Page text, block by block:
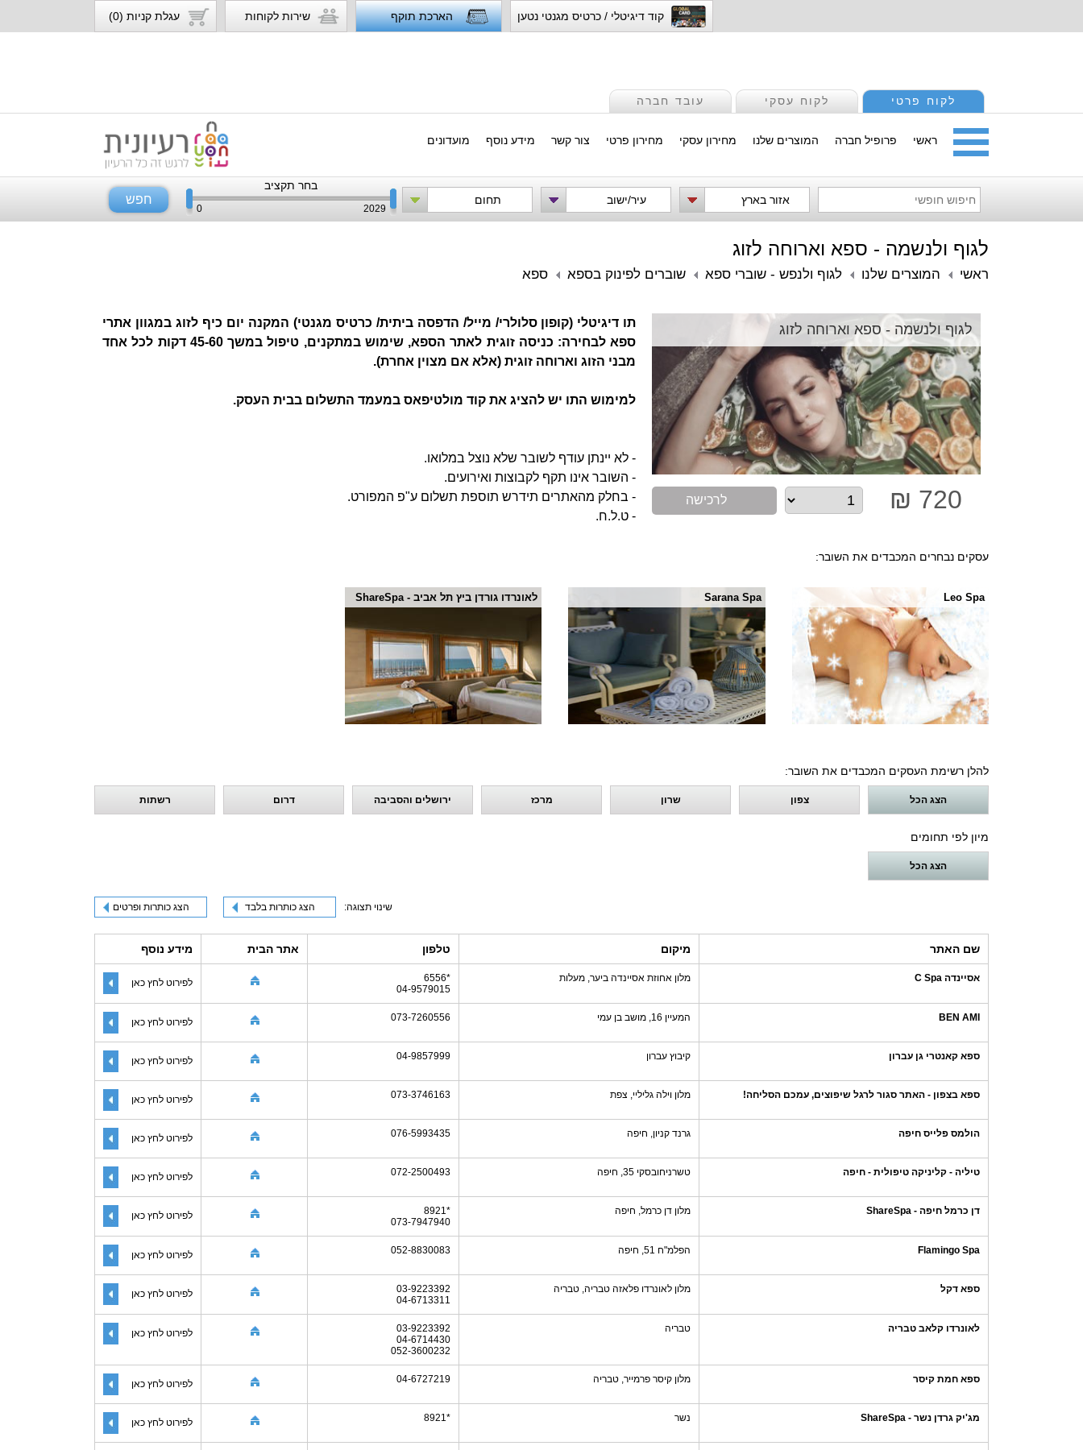
קוד דיגיטלי / כרטיס מגנטי נטען הארכת תוקף שירות לקוחות עגלת קניות (0)
לקוח פרטי לקוח עסקי עובד חברה
ראשי פרופיל חברה המוצרים שלנו מחירון עסקי מחירון פרטי צור קשר מידע נוסף מועדונים
אזור בארץ עיר/ישוב תחום
בחר תקציב
0 2029
חפש
לגוף ולנשמה - ספא וארוחה לזוג
ראשי המוצרים שלנו לגוף ולנפש - שוברי ספא שוברים לפינוק בספא ספא
לגוף ולנשמה - ספא וארוחה לזוג
720 ₪ לרכישה
תו דיגיטלי (קופון סלולרי/ מייל/ הדפסה ביתית/ כרטיס מגנטי) המקנה יום כיף לזוג במגוון אתרי
ספא לבחירה: כניסה זוגית לאתר הספא, שימוש במתקנים, טיפול במשך 45-60 דקות לכל אחד
מבני הזוג וארוחה זוגית (אלא אם מצוין אחרת).
למימוש התו יש להציג את קוד מולטיפאס במעמד התשלום בבית העסק.
- לא יינתן עודף לשובר שלא נוצל במלואו.
- השובר אינו תקף לקבוצות ואירועים.
- בחלק מהאתרים תידרש תוספת תשלום ע"פ המפורט.
- ט.ל.ח.
עסקים נבחרים המכבדים את השובר:
Leo Spa
Sarana Spa לאונרדו גורדן ביץ תל אביב - ShareSpa
להלן רשימת העסקים המכבדים את השובר:
הצג הכל צפון שרון מרכז ירושלים והסביבה דרום רשתות
מיון לפי תחומים
הצג הכל
שינוי תצוגה: הצג כותרות בלבד הצג כותרות ופרטים
שם האתר מיקום טלפון אתר הבית מידע נוסף
אסיינדה C Spa מלון אחוזת אסיינדה ביער, מעלות
*6556
04-9579015
לפירוט לחץ כאן
BEN AMI המעיין 16, מושב בן עמי 073-7260556 לפירוט לחץ כאן
ספא קאנטרי גן עברון קיבוץ עברון 04-9857999 לפירוט לחץ כאן
ספא בצפון - האתר סגור לרגל שיפוצים, עמכם הסליחה! מלון וילה גליליי, צפת 073-3746163 לפירוט לחץ כאן
הולמס פלייס חיפה גרנד קניון, חיפה 076-5993435 לפירוט לחץ כאן
טיליה - קליניקה טיפולית - חיפה טשרניחובסקי 35, חיפה 072-2500493 לפירוט לחץ כאן
דן כרמל חיפה - ShareSpa מלון דן כרמל, חיפה
*8921
073-7947940
לפירוט לחץ כאן
Flamingo Spa הפלמ"ח 51, חיפה 052-8830083 לפירוט לחץ כאן
ספא דקל מלון לאונרדו פלאזה טבריה, טבריה
03-9223392
04-6713311
לפירוט לחץ כאן
לאונרדו קלאב טבריה טבריה
03-9223392
04-6714430
052-3600232
לפירוט לחץ כאן
ספא חמת קיסר מלון קיסר פרמייר, טבריה 04-6727219 לפירוט לחץ כאן
מג'יק גרדן נשר - ShareSpa נשר *8921 לפירוט לחץ כאן